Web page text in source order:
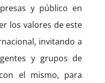
y público en
los valores de este
invitando a
y grupos de
el mismo, para